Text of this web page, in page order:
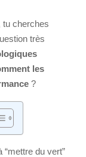
tu cherches
très
les
?
du vert”